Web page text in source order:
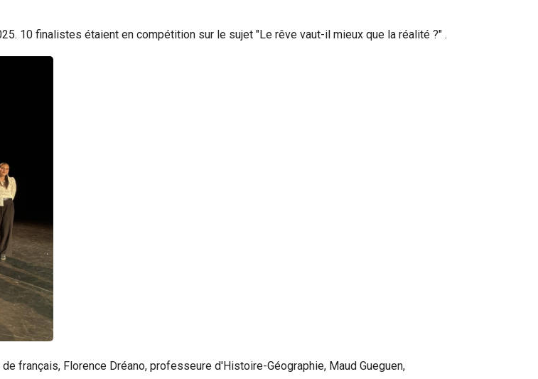
10 finalistes étaient en compétition sur le sujet "Le rêve vaut-il mieux que la réalité ?" .
français, Florence Dréano, professeure d'Histoire-Géographie, Maud Gueguen,